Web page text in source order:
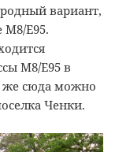
вариант,
M8/E95.
M8/E95 в
же сюда можно
Ченки.